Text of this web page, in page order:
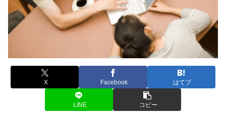
X Facebook はてブ
LINE コピー